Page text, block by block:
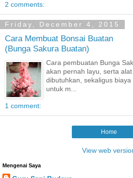
2 comments:
Friday, December 4, 2015
Cara Membuat Bonsai Buatan
(Bunga Sakura Buatan)
Cara pembuatan Bunga
akan pernah layu, serta
dibutuhkan, sekaligus
untuk m...
1 comment:
Home
View web
Mengenai Saya